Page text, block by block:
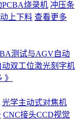
PCBA烧录机 冲压条
上下料 查看更多
测试与AGV自动
动双工位激光刻字机
光学主动式对焦机
CNC接头CCD视觉